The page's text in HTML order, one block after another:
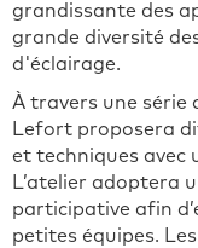
grandissante des
grande diversité
d'éclairage.
À travers une série
Lefort proposera
et techniques avec
L’atelier adoptera
participative afin
petites équipes.